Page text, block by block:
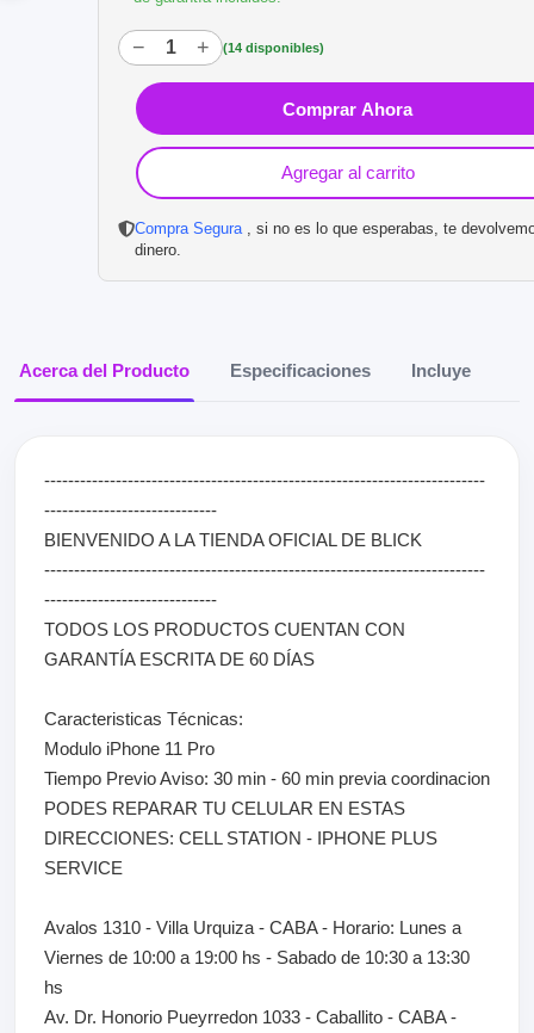
Envío gratis
$25.900
40% OFF
$18.500
Precio sin impuestos nacionales:
$39.400
− + (14 disponibles)
Comprar Ahora
Agregar al carrito
Compra Segura , si no es lo que esperabas, te
dinero.
Acerca del Producto Especificaciones Incluye
--------------------------------------------------------------------------
-----------------------------
BIENVENIDO A LA TIENDA OFICIAL DE BLICK
--------------------------------------------------------------------------
-----------------------------
TODOS LOS PRODUCTOS CUENTAN CON
GARANTÍA ESCRITA DE 60 DÍAS
Caracteristicas Técnicas:
Modulo iPhone 11 Pro
Tiempo Previo Aviso: 30 min - 60 min previa coordinacion
PODES REPARAR TU CELULAR EN ESTAS
DIRECCIONES: CELL STATION - IPHONE PLUS
SERVICE
Avalos 1310 - Villa Urquiza - CABA - Horario: Lunes a
Viernes de 10:00 a 19:00 hs - Sabado de 10:30 a 13:30
hs
Av. Dr. Honorio Pueyrredon 1033 - Caballito - CABA -